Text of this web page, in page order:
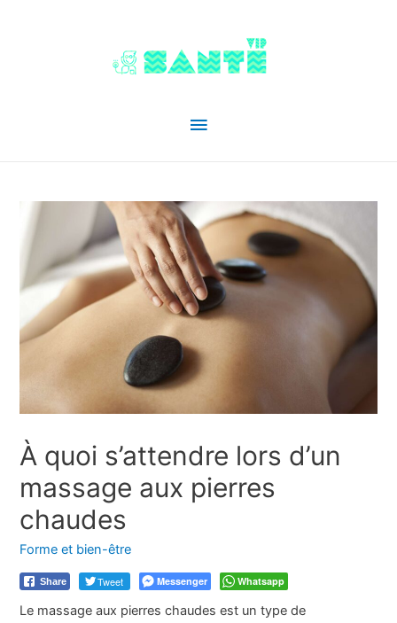
Menu
À quoi s’attendre lors d’un
massage aux pierres
chaudes
Forme et bien-être
Share Tweet Messenger Whatsapp
Le massage aux pierres chaudes est un type de